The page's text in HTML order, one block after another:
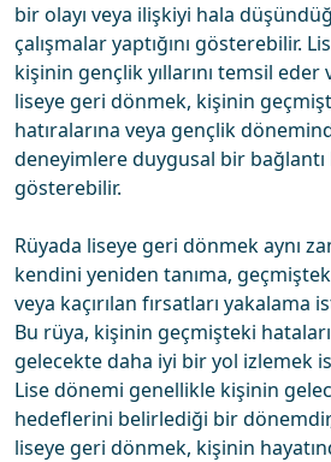
bir olayı veya ilişkiyi hala
çalışmalar yaptığını gösterebilir.
kişinin gençlik yıllarını temsil
liseye geri dönmek, kişinin
hatıralarına veya gençlik
deneyimlere duygusal bir
gösterebilir.
Rüyada liseye geri dönmek aynı
kendini yeniden tanıma,
veya kaçırılan fırsatları yakalama
Bu rüya, kişinin geçmişteki
gelecekte daha iyi bir yol izlemek
Lise dönemi genellikle kişinin
hedeflerini belirlediği bir
liseye geri dönmek, kişinin